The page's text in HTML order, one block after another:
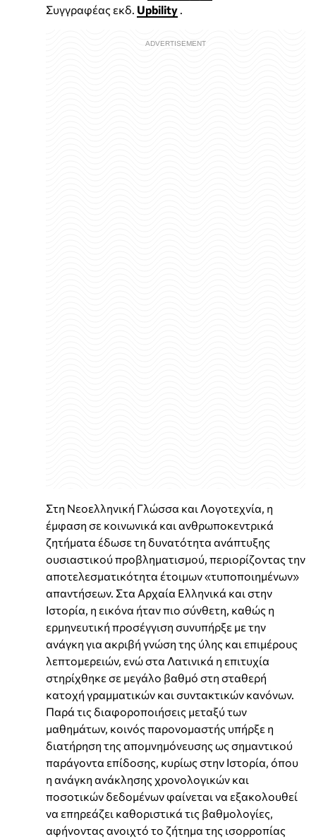
Συγγραφέας εκδ. Upbility
Στη Νεοελληνική Γλώσσα και Λογοτεχνία, η
έμφαση σε κοινωνικά και ανθρωποκεντρικά
ζητήματα έδωσε τη δυνατότητα ανάπτυξης
ουσιαστικού προβληματισμού, περιορίζοντας την
αποτελεσματικότητα έτοιμων «τυποποιημένων»
απαντήσεων. Στα Αρχαία Ελληνικά και στην
Ιστορία, η εικόνα ήταν πιο σύνθετη, καθώς η
ερμηνευτική προσέγγιση συνυπήρξε με την
ανάγκη για ακριβή γνώση της ύλης και επιμέρους
λεπτομερειών, ενώ στα Λατινικά η επιτυχία
στηρίχθηκε σε μεγάλο βαθμό στη σταθερή
κατοχή γραμματικών και συντακτικών κανόνων.
Παρά τις διαφοροποιήσεις μεταξύ των
μαθημάτων, κοινός παρονομαστής υπήρξε η
διατήρηση της απομνημόνευσης ως σημαντικού
παράγοντα επίδοσης, κυρίως στην Ιστορία, όπου
η ανάγκη ανάκλησης χρονολογικών και
ποσοτικών δεδομένων φαίνεται να εξακολουθεί
να επηρεάζει καθοριστικά τις βαθμολογίες,
αφήνοντας ανοιχτό το ζήτημα της ισορροπίας